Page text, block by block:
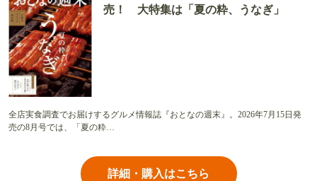
売！ 大特集は「夏の粋、うなぎ」
全店実食調査でお届けするグルメ情報誌『おとなの週末』。2026年7月15日発
売の8月号では、「夏の粋…
詳細・購入はこちら